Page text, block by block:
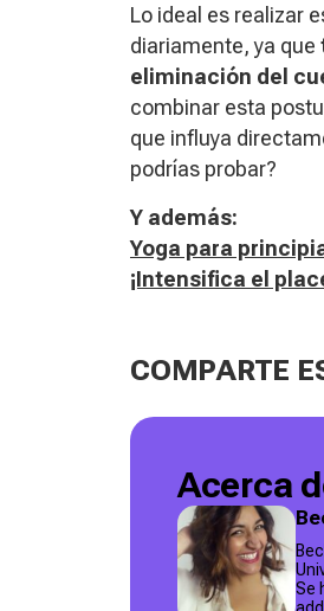
Lo ideal es realizar
diariamente, ya que
eliminación del
combinar esta
que influya
podrías probar?
Y además:
Yoga para
¡Intensifica el
COMPARTE
Acerca
Se